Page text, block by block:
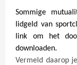
Sommige
lidgeld van
link om het
downloaden.
Vermeld daarop